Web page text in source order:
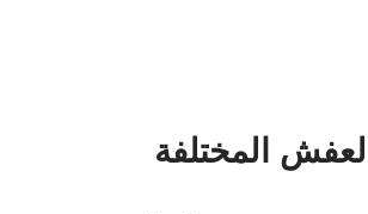
المختلفة